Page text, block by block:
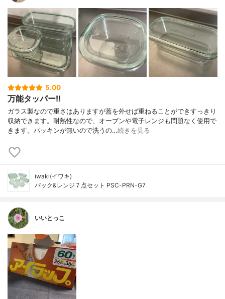
5.00
万能タッパー‼︎
ガラス製なので重さはありますが蓋を外せば重ねることができすっきり
収納できます。耐熱性なので、オーブンや電子レンジも問題なく使用で
きます。パッキンが無いので洗うの…続きを見る
iwaki(イワキ)
パック&レンジ７点セット PSC-PRN-G7
いいとっこ